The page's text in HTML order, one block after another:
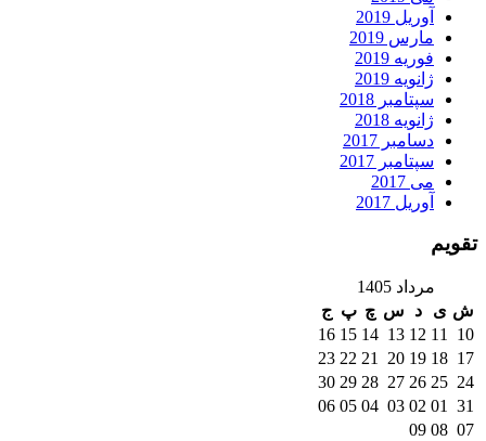
آوریل 2019
مارس 2019
فوریه 2019
ژانویه 2019
سپتامبر 2018
ژانویه 2018
دسامبر 2017
سپتامبر 2017
می 2017
آوریل 2017
تقویم
مرداد 1405
ش ی د س چ پ ج
10
11
12
13
14
15
16
17
18
19
20
21
22
23
24
25
26
27
28
29
30
31
01
02
03
04
05
06
07
08
09